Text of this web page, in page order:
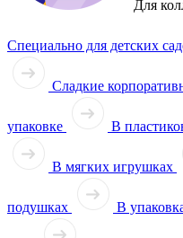
Для
Специально для детских
Сладкие
упаковке В
В мягких игрушках
подушках В